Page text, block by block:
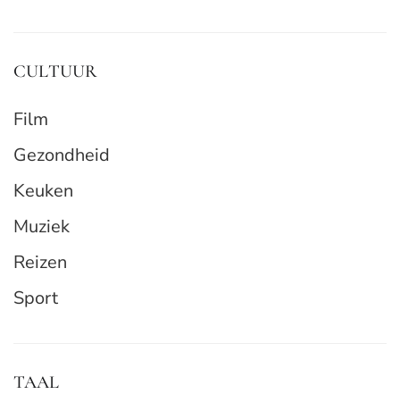
CULTUUR
Film
Gezondheid
Keuken
Muziek
Reizen
Sport
TAAL